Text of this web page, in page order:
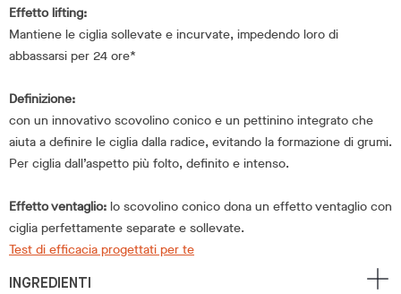
Effetto lifting:
Mantiene le ciglia sollevate e incurvate, impedendo loro di
abbassarsi per 24 ore*
Definizione:
con un innovativo scovolino conico e un pettinino integrato che
aiuta a definire le ciglia dalla radice, evitando la formazione di grumi.
Per ciglia dall’aspetto più folto, definito e intenso.
Effetto ventaglio: lo scovolino conico dona un effetto ventaglio con
ciglia perfettamente separate e sollevate.
Test di efficacia progettati per te
INGREDIENTI